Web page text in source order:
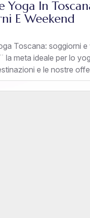
Yoga In
E Weekend
Toscana: soggiorni e
la meta ideale per lo
e le nostre